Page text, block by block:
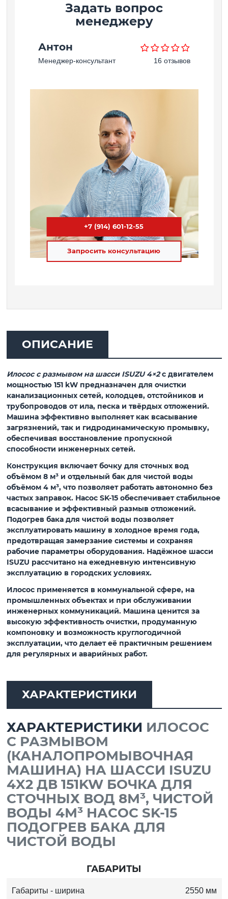
Задать вопрос
менеджеру
Антон
Менеджер-консультант 16 отзывов
+7 (914) 601-12-55
Запросить консультацию
ОПИСАНИЕ
Илосос с размывом на шасси ISUZU 4×2с двигателем
мощностью 151 kWпредназначен для очистки
канализационных сетей, колодцев, отстойников и
трубопроводов от ила, песка и твёрдых отложений.
Машина эффективно выполняет как всасывание
загрязнений, так и гидродинамическую промывку,
обеспечивая восстановление пропускной
способности инженерных сетей.
Конструкция включает бочку для сточных вод
объёмом 8 м³и отдельный бак для чистой воды
объёмом 4 м³, что позволяет работать автономно без
частых заправок. Насос SK-15обеспечивает стабильное
всасывание и эффективный размыв отложений.
Подогрев бака для чистой воды позволяет
эксплуатировать машину в холодное время года,
предотвращая замерзание системы и сохраняя
рабочие параметры оборудования. Надёжное шасси
ISUZU рассчитано на ежедневную интенсивную
эксплуатацию в городских условиях.
Илосос применяется в коммунальной сфере, на
промышленных объектах и при обслуживании
инженерных коммуникаций. Машина ценится за
высокую эффективность очистки, продуманную
компоновку и возможность круглогодичной
эксплуатации, что делает её практичным решением
для регулярных и аварийных работ.
ХАРАКТЕРИСТИКИ
ХАРАКТЕРИСТИКИ ИЛОСОС
С РАЗМЫВОМ
(КАНАЛОПРОМЫВОЧНАЯ
МАШИНА) НА ШАССИ ISUZU
4X2 ДВ 151KW БОЧКА ДЛЯ
СТОЧНЫХ ВОД 8М³, ЧИСТОЙ
ВОДЫ 4М³ НАСОС SK-15
ПОДОГРЕВ БАКА ДЛЯ
ЧИСТОЙ ВОДЫ
ГАБАРИТЫ
Габариты - ширина
2550 мм